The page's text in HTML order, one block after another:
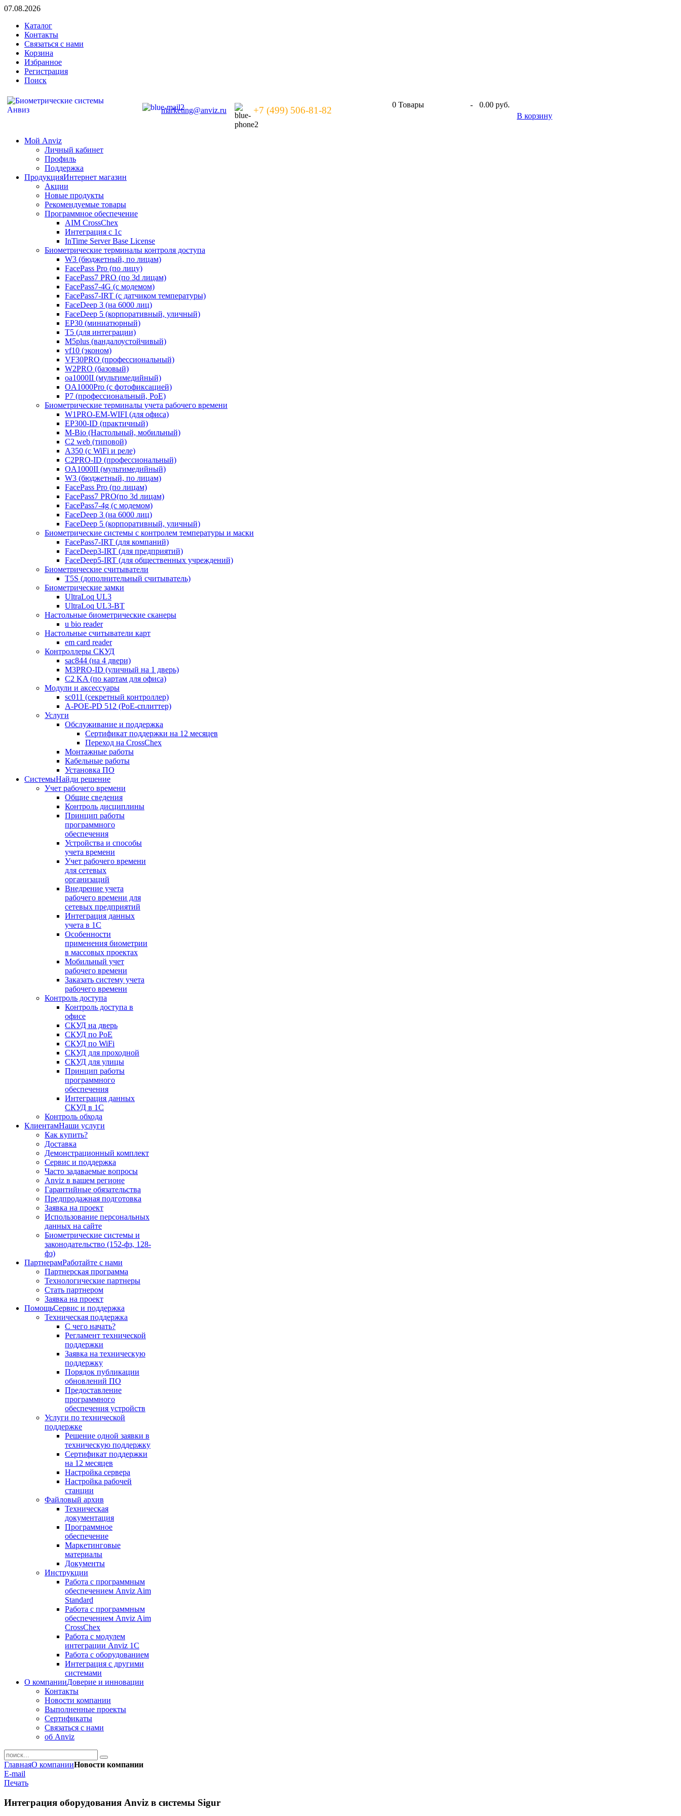
07.08.2026
Каталог
Контакты
Связаться с нами
Корзина
Избранное
Регистрация
Поиск
marketing@anviz.ru +7 (499) 506-81-82
0 Товары -
0.00 руб.
В корзину
Мой Anviz
Личный кабинет
Профиль
Поддержка
ПродукцияИнтернет магазин
Акции
Новые продукты
Рекомендуемые товары
Программное обеспечение
AIM CrossChex
Интеграция с 1с
InTime Server Base License
Биометрические терминалы контроля доступа
W3 (бюджетный, по лицам)
FacePass Pro (по лицу)
FacePass7 PRO (по 3d лицам)
FacePass7-4G (с модемом)
FacePass7-IRT (с датчиком температуры)
FaceDeep 3 (на 6000 лиц)
FaceDeep 5 (корпоративный, уличный)
EP30 (миниатюрный)
T5 (для интеграции)
M5plus (вандалоустойчивый)
vf10 (эконом)
VF30PRO (профессиональный)
W2PRO (базовый)
oa1000II (мультимедийный)
OA1000Pro (с фотофиксацией)
P7 (профессиональный, PoE)
Биометрические терминалы учета рабочего времени
W1PRO-EM-WIFI (для офиса)
EP300-ID (практичный)
M-Bio (Настольный, мобильный)
С2 web (типовой)
A350 (с WiFi и реле)
C2PRO-ID (профессиональный)
OA1000II (мультимедийный)
W3 (бюджетный, по лицам)
FacePass Pro (по лицам)
FacePass7 PRO(по 3d лицам)
FacePass7-4g (с модемом)
FaceDeep 3 (на 6000 лиц)
FaceDeep 5 (корпоративный, уличный)
Биометрические системы с контролем температуры и маски
FacePass7-IRT (для компаний)
FaceDeep3-IRT (для предприятий)
FaceDeep5-IRT (для общественных учреждений)
Биометрические считыватели
T5S (дополнительный считыватель)
Биометрические замки
UltraLoq UL3
UltraLoq UL3-BT
Настольные биометрические сканеры
u bio reader
Настольные считыватели карт
em card reader
Контроллеры СКУД
sac844 (на 4 двери)
M3PRO-ID (уличный на 1 дверь)
C2 KA (по картам для офиса)
Модули и аксессуары
sc011 (секретный контроллер)
A-POE-PD 512 (PoE-сплиттер)
Услуги
Обслуживание и поддержка
Сертификат поддержки на 12 месяцев
Переход на CrossChex
Монтажные работы
Кабельные работы
Установка ПО
СистемыНайди решение
Учет рабочего времени
Общие сведения
Контроль дисциплины
Принцип работы
программного
обеспечения
Устройства и способы
учета времени
Учет рабочего времени
для сетевых
организаций
Внедрение учета
рабочего времени для
сетевых предприятий
Интеграция данных
учета в 1С
Особенности
применения биометрии
в массовых проектах
Мобильный учет
рабочего времени
Заказать систему учета
рабочего времени
Контроль доступа
Контроль доступа в
офисе
СКУД на дверь
СКУД по PoE
СКУД по WiFi
СКУД для проходной
СКУД для улицы
Принцип работы
программного
обеспечения
Интеграция данных
СКУД в 1С
Контроль обхода
КлиентамНаши услуги
Как купить?
Доставка
Демонстрационный комплект
Сервис и поддержка
Часто задаваемые вопросы
Anviz в вашем регионе
Гарантийные обязательства
Предпродажная подготовка
Заявка на проект
Использование персональных
данных на сайте
Биометрические системы и
законодательство (152-фз, 128-
фз)
ПартнерамРаботайте с нами
Партнерская программа
Технологические партнеры
Стать партнером
Заявка на проект
ПомощьСервис и поддержка
Техническая поддержка
С чего начать?
Регламент технической
поддержки
Заявка на техническую
поддержку
Порядок публикации
обновлений ПО
Предоставление
программного
обеспечения устройств
Услуги по технической
поддержке
Решение одной заявки в
техническую поддержку
Сертификат поддержки
на 12 месяцев
Настройка сервера
Настройка рабочей
станции
Файловый архив
Техническая
документация
Программное
обеспечение
Маркетинговые
материалы
Документы
Инструкции
Работа с программным
обеспечением Anviz Aim
Standard
Работа с программным
обеспечением Anviz Aim
CrossChex
Работа с модулем
интеграции Anviz 1C
Работа с оборудованием
Интеграция с другими
системами
О компанииДоверие и инновации
Контакты
Новости компании
Выполненные проекты
Сертификаты
Связаться с нами
об Anviz
ГлавнаяО компанииНовости компании
E-mail
Печать
Интеграция оборудования Anviz в системы Sigur